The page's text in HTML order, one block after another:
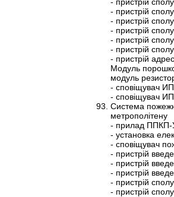
- пристрій
- пристрій
- пристрій
- пристрій
- пристрій
- пристрій
Модуль
модуль
- сповіщувач
- сповіщувач
Система
метрополітену
- прилад ППКП-
- установка
- сповіщувач
- пристрій
- пристрій
- пристрій
- пристрій
- пристрій